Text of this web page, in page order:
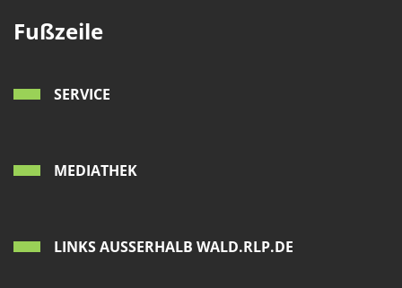
Fußzeile
SERVICE
MEDIATHEK
LINKS AUSSERHALB WALD.RLP.DE